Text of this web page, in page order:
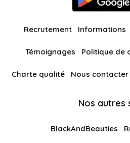
Recrutement Informations
Témoignages Politique de
Charte qualité Nous contacter
Nos autres
BlackAndBeauties